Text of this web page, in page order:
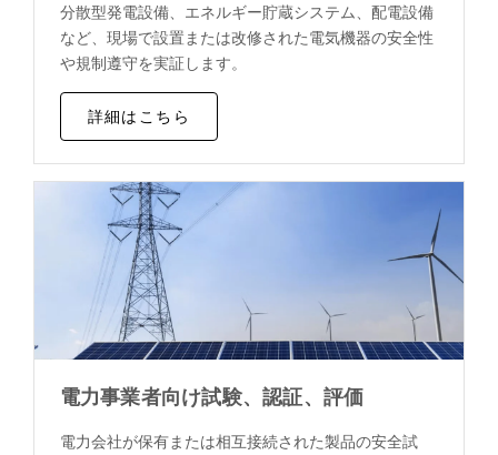
分散型発電設備、エネルギー貯蔵システム、配電設備
など、現場で設置または改修された電気機器の安全性
や規制遵守を実証します。
詳細はこちら
電力事業者向け試験、認証、評価
電力会社が保有または相互接続された製品の安全試